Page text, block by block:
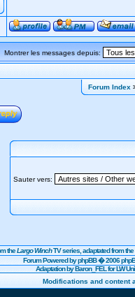
Montrer les messages depuis:
Forum Index
Sauter vers:
theLargo WinchTV series, adaptated from
Forum Powered byphpBB� 2006
Adaptation by Baron_FEL for LW
Modifications and content